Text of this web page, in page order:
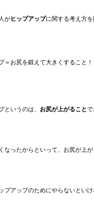
がヒップアップに関する考え方を
＝お尻を鍛えて大きくすること
というのは、 お尻が上がることで
なったからといって、お尻が上が
プアップのためにやらないとい